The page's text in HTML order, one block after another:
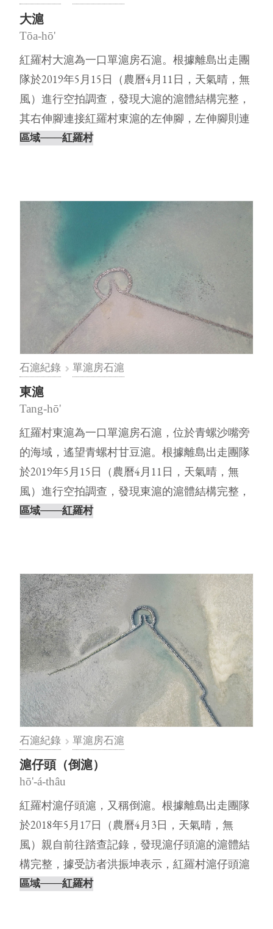
大滬
Tōa-hō'
紅羅村大滬為一口單滬房石滬。根據離島出走團
隊於2019年5月15日（農曆4月11日，天氣晴，無
風）進行空拍調查，發現大滬的滬體結構完整，
其右伸腳連接紅羅村東滬的左伸腳，左伸腳則連
接紅羅村西滬的右伸腳。⋯
區域───紅羅村
石滬紀錄 單滬房石滬
東滬
Tang-hō'
紅羅村東滬為一口單滬房石滬，位於青螺沙嘴旁
的海域，遙望青螺村甘豆滬。根據離島出走團隊
於2019年5月15日（農曆4月11日，天氣晴，無
風）進行空拍調查，發現東滬的滬體結構完整，
但從空拍影像可以清楚看出⋯
區域───紅羅村
石滬紀錄 單滬房石滬
滬仔頭（倒滬）
hō'-á-thâu
紅羅村滬仔頭滬，又稱倒滬。根據離島出走團隊
於2018年5月17日（農曆4月3日，天氣晴，無
風）親自前往踏查記錄，發現滬仔頭滬的滬體結
構完整，據受訪者洪振坤表示，紅羅村滬仔頭滬
為其家族所持有，滬仔頭滬位⋯
區域───紅羅村